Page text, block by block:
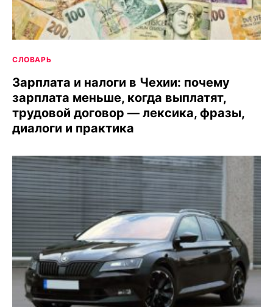
СЛОВАРЬ
Зарплата и налоги в Чехии: почему
зарплата меньше, когда выплатят,
трудовой договор — лексика, фразы,
диалоги и практика